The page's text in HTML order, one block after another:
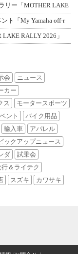
リー「MOTHER LAKE
ト「My Yamaha off-r
RALLY 2026」
会
ニュース
カー
ス
モータースポーツ
ント
バイク用品
輸入車
アパレル
ックアップニュース
ダ
試乗会
行＆ライテク
スズキ
カワサキ